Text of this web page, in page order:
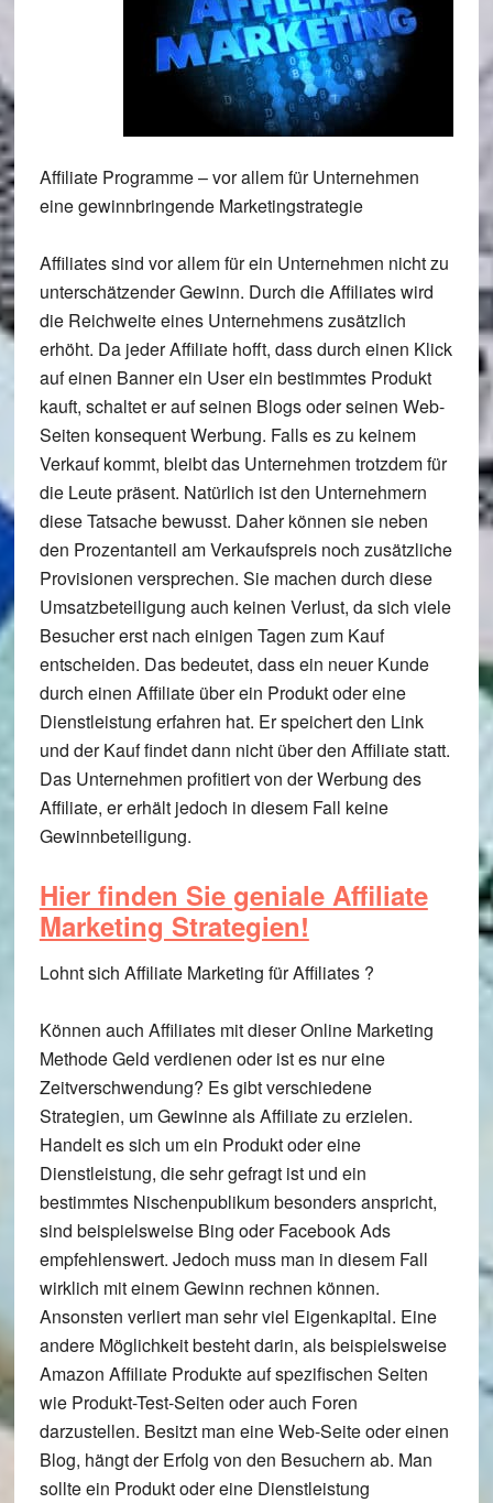
Affiliate Programme – vor allem für Unternehmen
eine gewinnbringende Marketingstrategie
Affiliates sind vor allem für ein Unternehmen nicht zu
unterschätzender Gewinn. Durch die Affiliates wird
die Reichweite eines Unternehmens zusätzlich
erhöht. Da jeder Affiliate hofft, dass durch einen Klick
auf einen Banner ein User ein bestimmtes Produkt
kauft, schaltet er auf seinen Blogs oder seinen Web-
Seiten konsequent Werbung. Falls es zu keinem
Verkauf kommt, bleibt das Unternehmen trotzdem für
die Leute präsent. Natürlich ist den Unternehmern
diese Tatsache bewusst. Daher können sie neben
den Prozentanteil am Verkaufspreis noch zusätzliche
Provisionen versprechen. Sie machen durch diese
Umsatzbeteiligung auch keinen Verlust, da sich viele
Besucher erst nach einigen Tagen zum Kauf
entscheiden. Das bedeutet, dass ein neuer Kunde
durch einen Affiliate über ein Produkt oder eine
Dienstleistung erfahren hat. Er speichert den Link
und der Kauf findet dann nicht über den Affiliate statt.
Das Unternehmen profitiert von der Werbung des
Affiliate, er erhält jedoch in diesem Fall keine
Gewinnbeteiligung.
Hier finden Sie geniale Affiliate
Marketing Strategien!
Lohnt sich Affiliate Marketing für Affiliates ?
Können auch Affiliates mit dieser Online Marketing
Methode Geld verdienen oder ist es nur eine
Zeitverschwendung? Es gibt verschiedene
Strategien, um Gewinne als Affiliate zu erzielen.
Handelt es sich um ein Produkt oder eine
Dienstleistung, die sehr gefragt ist und ein
bestimmtes Nischenpublikum besonders anspricht,
sind beispielsweise Bing oder Facebook Ads
empfehlenswert. Jedoch muss man in diesem Fall
wirklich mit einem Gewinn rechnen können.
Ansonsten verliert man sehr viel Eigenkapital. Eine
andere Möglichkeit besteht darin, als beispielsweise
Amazon Affiliate Produkte auf spezifischen Seiten
wie Produkt-Test-Seiten oder auch Foren
darzustellen. Besitzt man eine Web-Seite oder einen
Blog, hängt der Erfolg von den Besuchern ab. Man
sollte ein Produkt oder eine Dienstleistung